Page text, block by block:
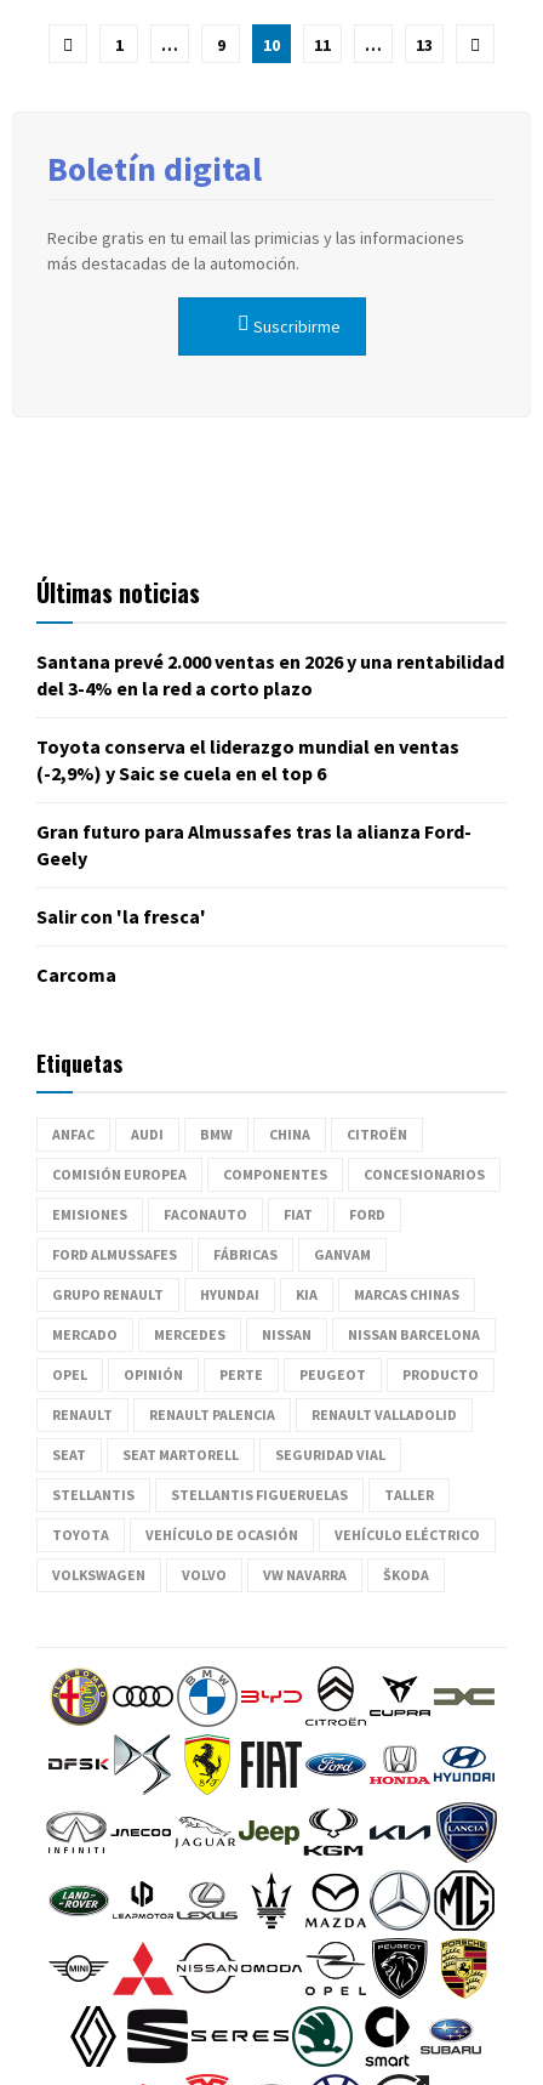
Paginación
1 … 9 10 11 … 13
Boletín digital
Recibe gratis en tu email las primicias y las informaciones
más destacadas de la automoción.
Suscribirme
Últimas noticias
Santana prevé 2.000 ventas en 2026 y una rentabilidad
del 3-4% en la red a corto plazo
Toyota conserva el liderazgo mundial en ventas
(-2,9%) y Saic se cuela en el top 6
Gran futuro para Almussafes tras la alianza Ford-
Geely
Salir con 'la fresca'
Carcoma
Etiquetas
ANFAC AUDI BMW CHINA CITROËN
COMISIÓN EUROPEA COMPONENTES CONCESIONARIOS
EMISIONES FACONAUTO FIAT FORD
FORD ALMUSSAFES FÁBRICAS GANVAM
GRUPO RENAULT HYUNDAI KIA MARCAS CHINAS
MERCADO MERCEDES NISSAN NISSAN BARCELONA
OPEL OPINIÓN PERTE PEUGEOT PRODUCTO
RENAULT RENAULT PALENCIA RENAULT VALLADOLID
SEAT SEAT MARTORELL SEGURIDAD VIAL
STELLANTIS STELLANTIS FIGUERUELAS TALLER
TOYOTA VEHÍCULO DE OCASIÓN VEHÍCULO ELÉCTRICO
VOLKSWAGEN VOLVO VW NAVARRA ŠKODA